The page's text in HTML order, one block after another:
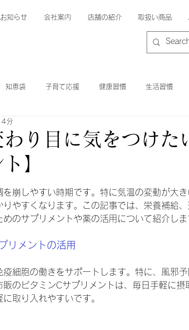
お知らせ 会社案内 店舗の紹介 取扱い商品
知恵袋 子育て応援 健康習慣 生活習慣
わり目
わり目に気をつけた
】
4分
を崩しやすい時期です。特に気温の変動が大
りやすくなります。この記事では、栄養補給
めのサプリメントや薬の活用について紹介し
リメントの活用
細胞の働きをサポートします。特に、風邪
販のビタミンCサプリメントは、毎日手軽に摂
取り入れやすいです。